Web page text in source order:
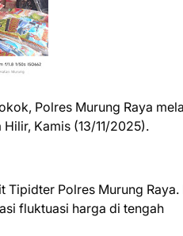
Polres Murung Raya
Kamis (13/11/2025).
Tipidter Polres Murung Raya.
fluktuasi harga di tengah